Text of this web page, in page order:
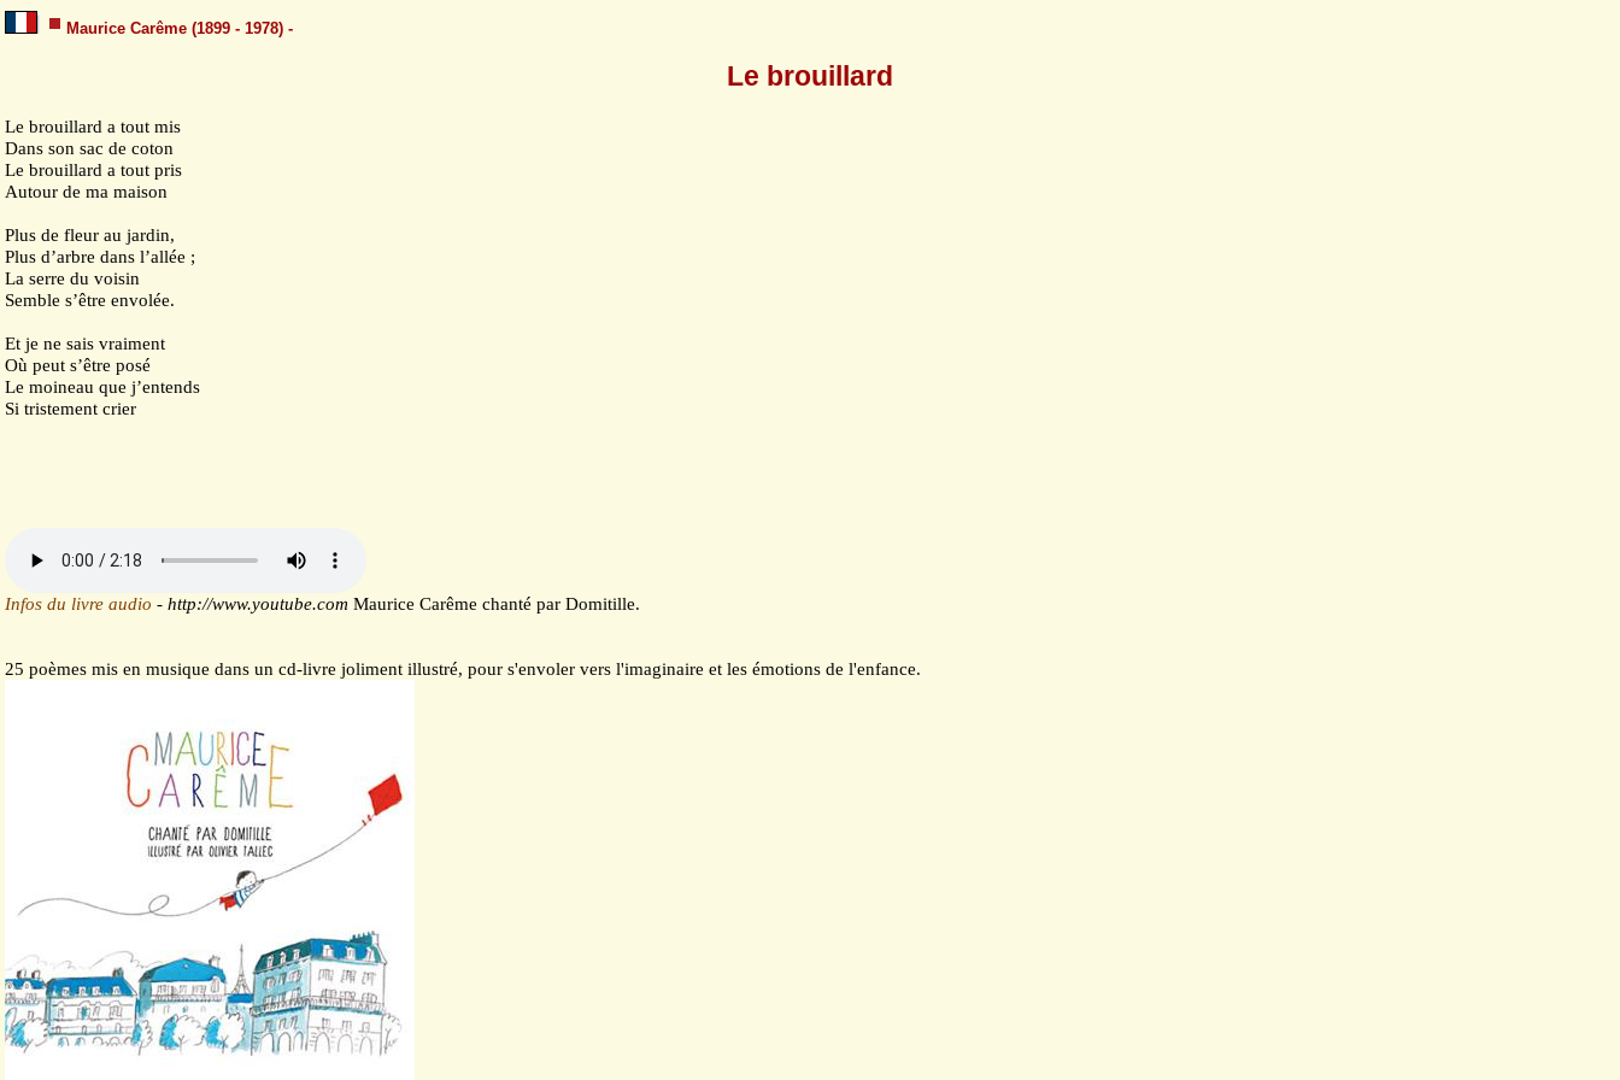
Maurice Carême (1899 - 1978) -
Le brouillard
Le brouillard a tout mis
Dans son sac de coton
Le brouillard a tout pris
Autour de ma maison
Plus de fleur au jardin,
Plus d’arbre dans l’allée ;
La serre du voisin
Semble s’être envolée.
Et je ne sais vraiment
Où peut s’être posé
Le moineau que j’entends
Si tristement crier
Infos du livre audio - http://www.youtube.com Maurice Carême chanté par Domitille.
25 poèmes mis en musique dans un cd-livre joliment illustré, pour s'envoler vers l'imaginaire et les émotions de l'enfance.